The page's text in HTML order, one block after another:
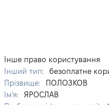
Інше право користування
Інший тип:
безоплатне
Прізвище:
ПОЛОЗКОВ
Ім'я:
ЯРОСЛАВ